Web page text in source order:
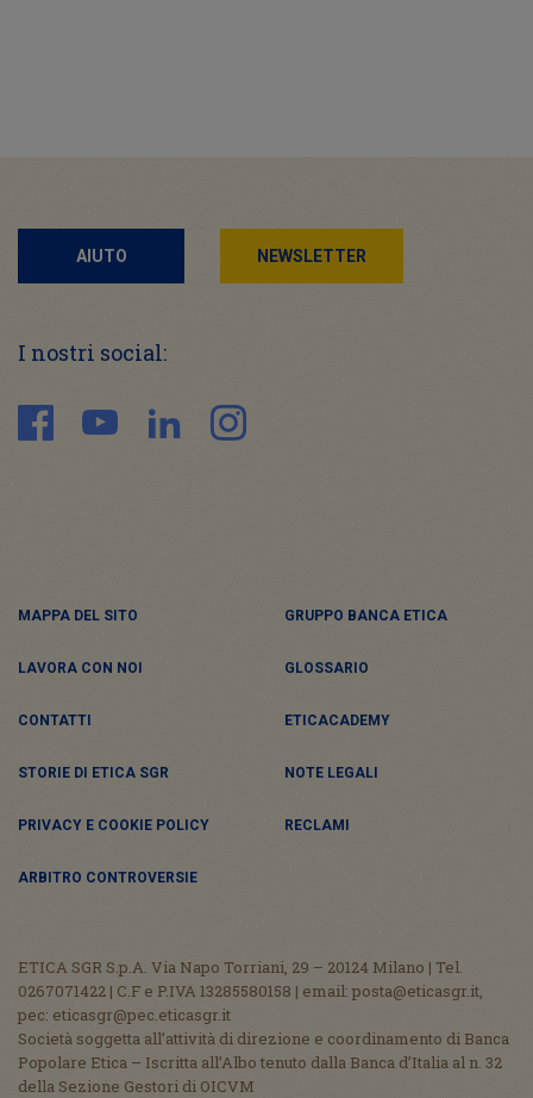
AIUTO NEWSLETTER
I nostri social:
MAPPA DEL SITO GRUPPO BANCA ETICA
LAVORA CON NOI GLOSSARIO
CONTATTI ETICACADEMY
STORIE DI ETICA SGR NOTE LEGALI
PRIVACY E COOKIE POLICY RECLAMI
ARBITRO CONTROVERSIE
ETICA SGR S.p.A. Via Napo Torriani, 29 – 20124 Milano | Tel.
0267071422 | C.F e P.IVA 13285580158 | email: posta@eticasgr.it,
pec: eticasgr@pec.eticasgr.it
Società soggetta all’attività di direzione e coordinamento di Banca
Popolare Etica – Iscritta all’Albo tenuto dalla Banca d’Italia al n. 32
della Sezione Gestori di OICVM